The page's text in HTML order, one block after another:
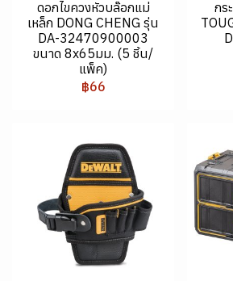
ดอกไขควงหัวบล๊อกแม่
เหล็ก DONG CHENG รุ่น
DA-32470900003
ขนาด 8x65มม. (5 ชิ้น/
แพ็ค)
฿66
กร